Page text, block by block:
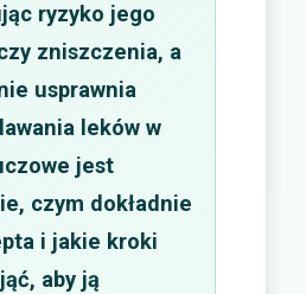
ryzyko jego
zniszczenia, a
usprawnia
leków w
jest
czym dokładnie
i jakie kroki
aby ją